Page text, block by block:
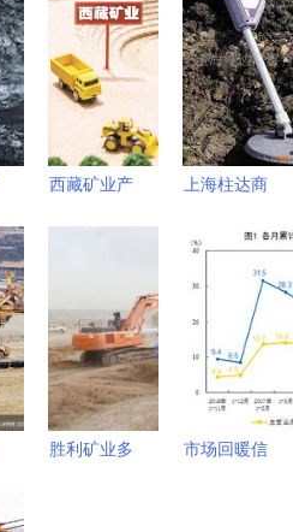
西藏矿业产
产无人问津
拟4折亏本
清仓
上海柱达商
探仪器产品
胜利矿业多
市场回暖信